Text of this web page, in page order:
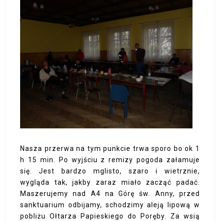
Nasza przerwa na tym punkcie trwa sporo bo ok 1
h 15 min. Po wyjściu z remizy pogoda załamuje
się. Jest bardzo mglisto, szaro i wietrznie,
wygląda tak, jakby zaraz miało zacząć padać.
Maszerujemy nad A4 na Górę św. Anny, przed
sanktuarium odbijamy, schodzimy aleją lipową w
pobliżu Ołtarza Papieskiego do Poręby. Za wsią